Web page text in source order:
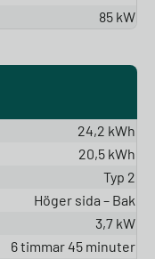
85 kW
24,2 kWh
20,5 kWh
Typ 2
Höger sida – Bak
3,7 kW
6 timmar 45 minuter